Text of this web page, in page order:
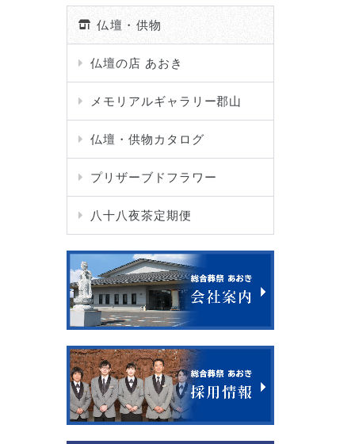
仏壇・供物
仏壇の店 あおき
メモリアルギャラリー郡山
仏壇・供物カタログ
プリザーブドフラワー
八十八夜茶定期便